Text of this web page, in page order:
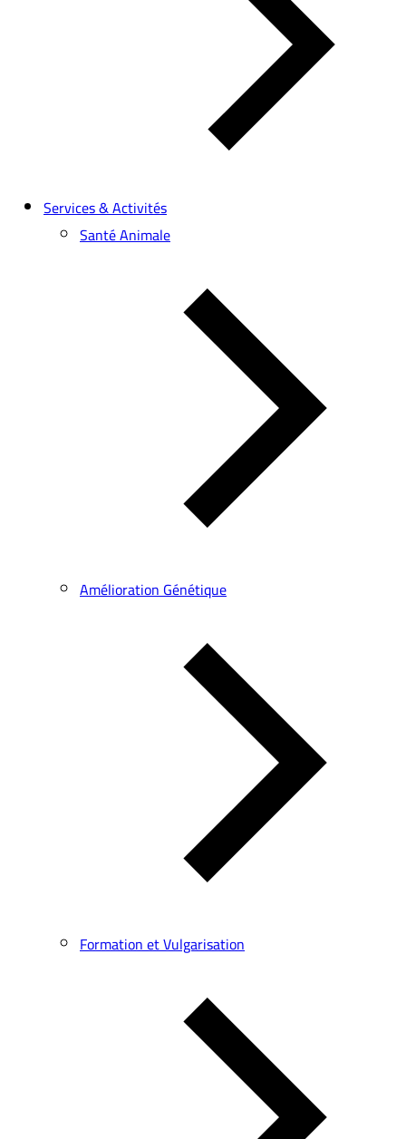
Services & Activités
Santé Animale
Amélioration Génétique
Formation et Vulgarisation